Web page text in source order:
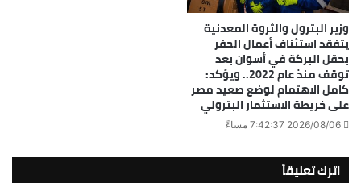
وزير البترول والثروة المعدنية
يتفقد استئناف أعمال الحفر
بحقل البركة في أسوان بعد
توقف منذ عام 2022.. ويؤكد:
كامل الاهتمام لوضع صعيد مصر
على خريطة الاستثمار البترولي
2026/08/06 7:42:37 مساءً
اترك تعليقاً